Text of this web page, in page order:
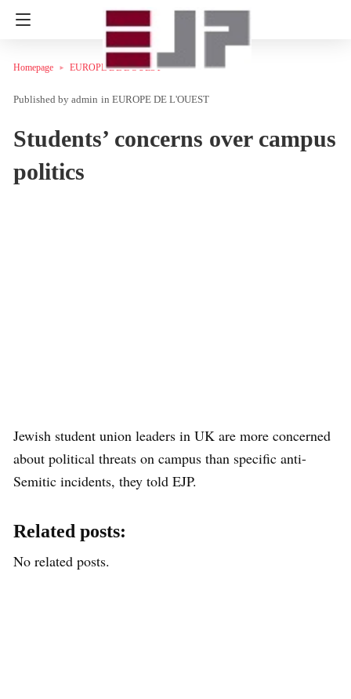
Homepage EUROPE DE L'OUEST
admin in EUROPE DE L'OUEST
Students’ concerns over campus
politics
Jewish student union leaders in UK are more concerned
about political threats on campus than specific anti-
Semitic incidents, they told EJP.
Related posts:
No related posts.